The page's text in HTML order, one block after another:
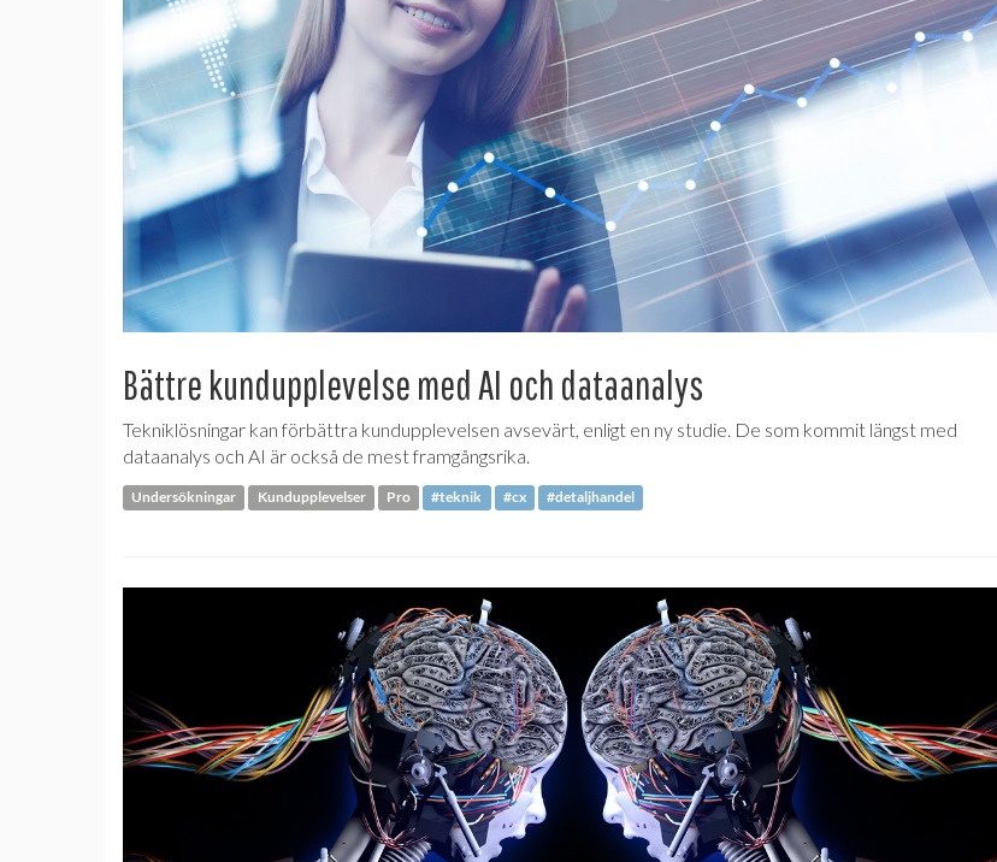
Bättre kundupplevelse med AI och dataanalys
Tekniklösningar kan förbättra kundupplevelsen avsevärt, enligt en ny studie. De som kommit längst med
dataanalys och AI är också de mest framgångsrika.
Undersökningar Kundupplevelser Pro #teknik #cx #detaljhandel